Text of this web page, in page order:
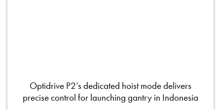
Optidrive P2’s dedicated hoist mode delivers
precise control for launching gantry in Indonesia